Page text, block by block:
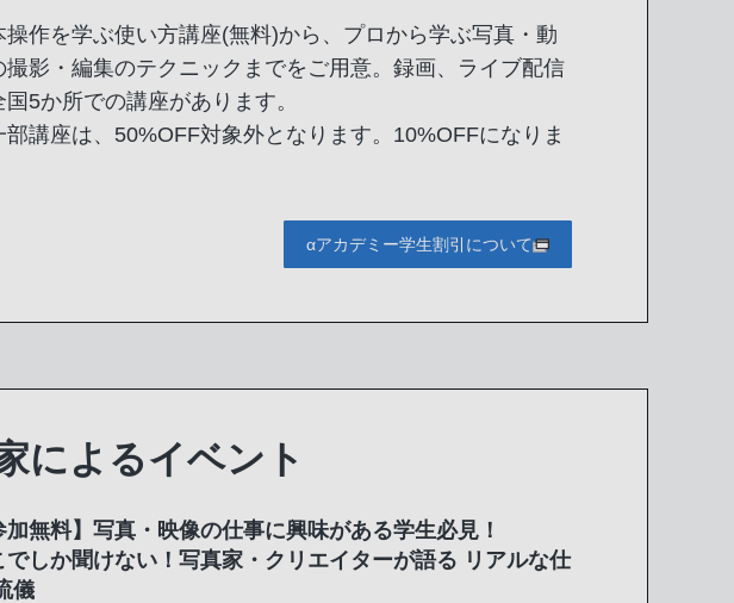
操作を学ぶ使い方講座(無料)から、プロから学ぶ写真・動
撮影・編集のテクニックまでをご用意。録画、ライブ配信
国5か所での講座があります。
講座は、50%OFF対象外となります。10%OFFになりま
αアカデミー学生割引について
によるイベント
加無料】写真・映像の仕事に興味がある学生必見！
でしか聞けない！写真家・クリエイターが語る リアルな仕
儀